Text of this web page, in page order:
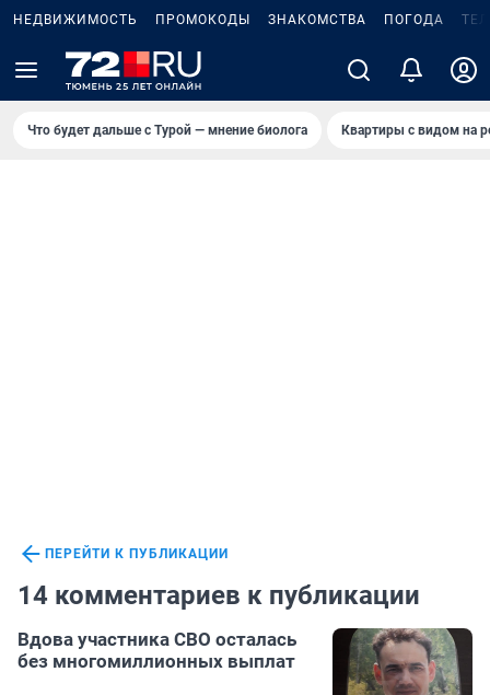
НЕДВИЖИМОСТЬ ПРОМОКОДЫ ЗНАКОМСТВА ПОГОДА
Что будет дальше с Турой — мнение биолога Квартиры с видом на
ПЕРЕЙТИ К ПУБЛИКАЦИИ
14 комментариев к публикации
Вдова участника СВО осталась
без многомиллионных выплат